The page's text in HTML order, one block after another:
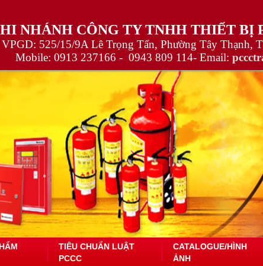
NHÁNH CÔNG TY TNHH THIẾT BỊ
VPGD: 525/15/9A Lê Trọng Tấn, Phường Tây Thạnh,
Mobile: 0913 237166 - 0943 809 114- Email:
TIÊU CHUẨN LUẬT
PCCC
CATALOGUE/HÌNH
ẢNH